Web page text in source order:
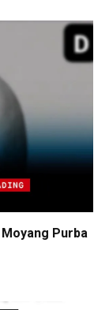
Purba